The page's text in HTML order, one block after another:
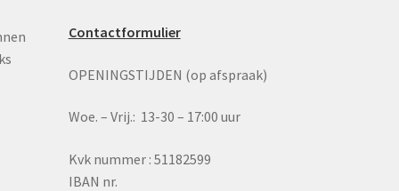
Contactformulier
OPENINGSTIJDEN (op afspraak)
Woe. – Vrij.: 13-30 – 17:00 uur
Kvk nummer : 51182599
IBAN nr.